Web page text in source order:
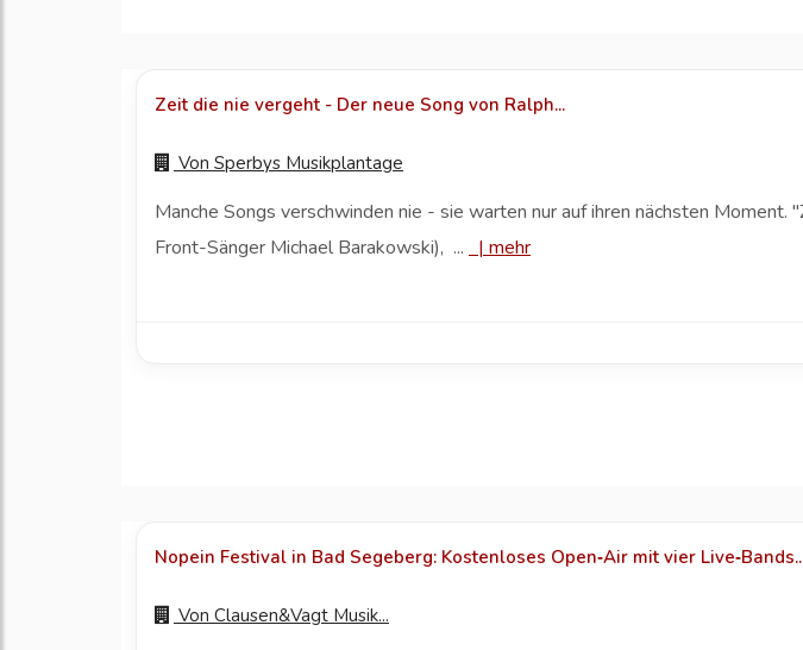
Zeit die nie vergeht - Der neue Song von Ralph...
Von Sperbys Musikplantage
Manche Songs verschwinden nie - sie warten nur auf ihren nächsten
Front-Sänger Michael Barakowski), ... |mehr
Nopein Festival in Bad Segeberg: Kostenloses Open‑Air mit vier
Von Clausen&Vagt Musik...